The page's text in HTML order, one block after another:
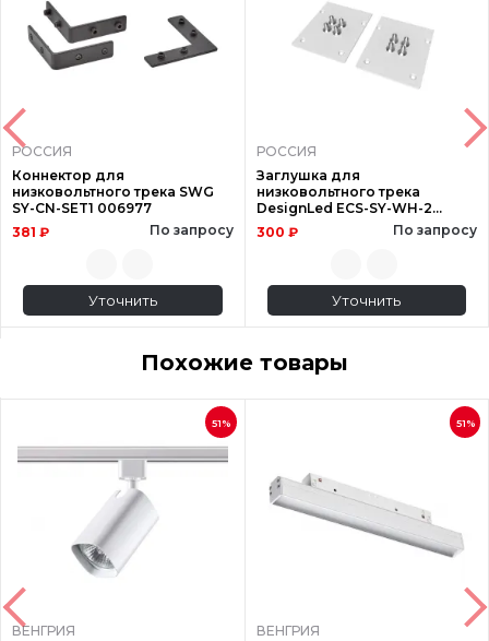
РОССИЯ
Коннектор для
низковольтного трека SWG
SY-CN-SET1 006977
381 ₽
По запросу
Уточнить
РОССИЯ
Заглушка для
низковольтного трека
DesignLed ECS-SY-WH-2
009146
300 ₽ По запросу
Уточнить
Похожие товары
51%
ВЕНГРИЯ
51%
ВЕНГРИЯ